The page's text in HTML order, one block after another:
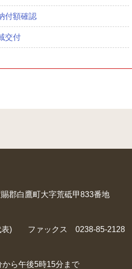
付額確認
交付
郡白鷹町大字荒砥甲833番地
表) ファックス 0238-85-2128
ら午後5時15分まで